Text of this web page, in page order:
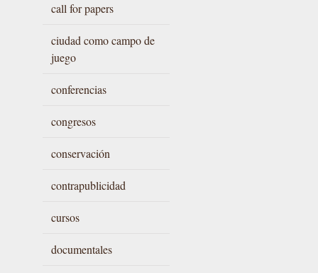
call for papers
ciudad como campo de
juego
conferencias
congresos
conservación
contrapublicidad
cursos
documentales